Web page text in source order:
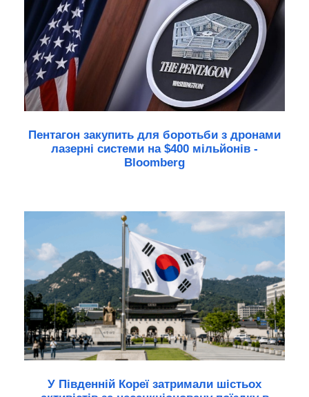
Пентагон закупить для боротьби з дронами
лазерні системи на $400 мільйонів -
Bloomberg
У Південній Кореї затримали шістьох